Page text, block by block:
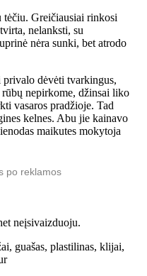
Greičiausiai rinkosi
nelanksti, su
nėra sunki, bet atrodo
dėvėti tvarkingus,
nepirkome, džinsai liko
vasaros pradžioje. Tad
kelnes. Abu jie kainavo
maikutes mokytoja
po reklamos
neįsivaizduoju.
guašas, plastilinas, klijai,